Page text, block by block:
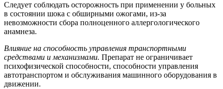
Следует соблюдать осторожность при применении у больных
в состоянии шока с обширными ожогами, из-за
невозможности сбора полноценного аллергологического
анамнеза.
Влияние на способность управления транспортными
средствами и механизмами. Препарат не ограничивает
психофизической способности, способности управления
автотранспортом и обслуживания машинного оборудования в
движении.